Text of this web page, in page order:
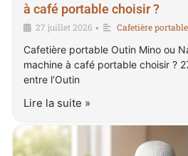
à café portable choisir ?
27 juillet 2026 • Cafetière portable
Cafetière portable Outin Mino ou
machine à café portable choisir ?
entre l’Outin
Lire la suite »